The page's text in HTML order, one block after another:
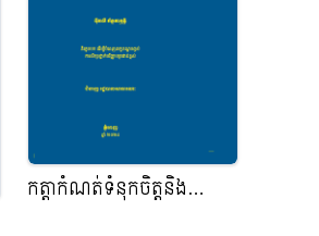
កត្តាកំណត់ទំនុកចិត្តនិង